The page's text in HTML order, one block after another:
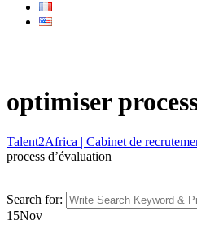
optimiser
Talent2Africa | Cabinet de
process d’évaluation
Search for:
15Nov